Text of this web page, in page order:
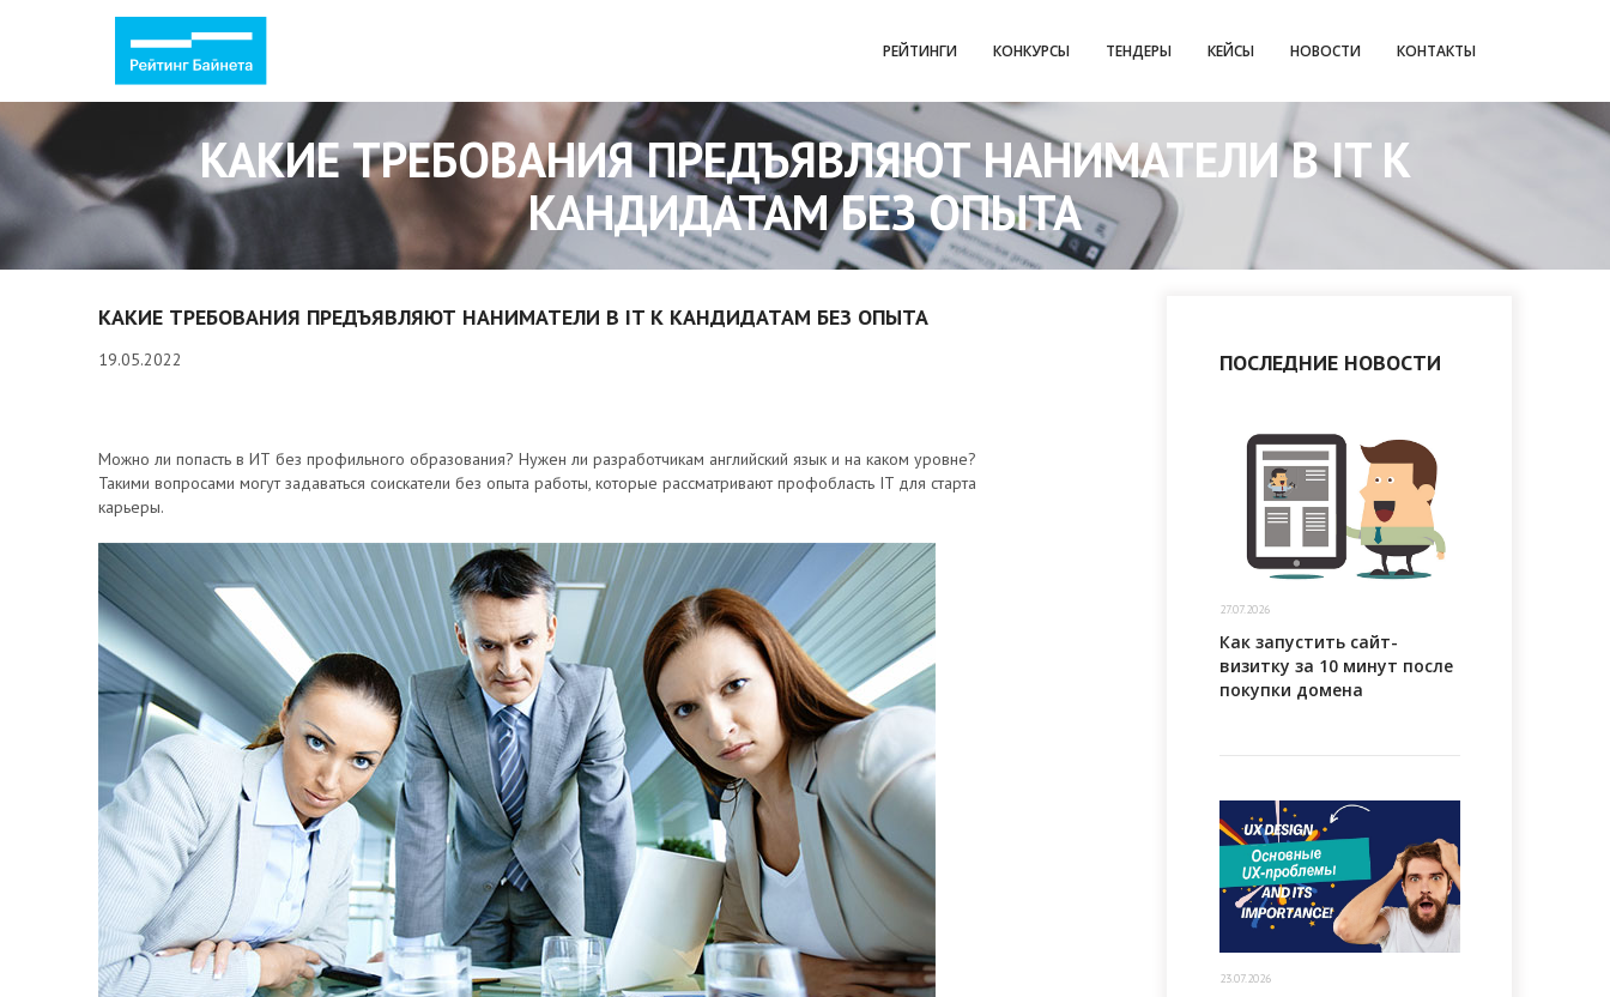
РЕЙТИНГИ КОНКУРСЫ ТЕНДЕРЫ КЕЙСЫ НОВОСТИ КОНТАКТЫ
КАКИЕ ТРЕБОВАНИЯ ПРЕДЪЯВЛЯЮТ НАНИМАТЕЛИ В IT К
КАНДИДАТАМ БЕЗ ОПЫТА
КАКИЕ ТРЕБОВАНИЯ ПРЕДЪЯВЛЯЮТ НАНИМАТЕЛИ В IT К КАНДИДАТАМ БЕЗ ОПЫТА
19.05.2022
Можно ли попасть в ИТ без профильного образования? Нужен ли разработчикам английский язык и на каком уровне?
Такими вопросами могут задаваться соискатели без опыта работы, которые рассматривают профобласть IT для старта
карьеры.
ПОСЛЕДНИЕ НОВОСТИ
27.07.2026
Как запустить сайт-
визитку за 10 минут после
покупки домена
23.07.2026